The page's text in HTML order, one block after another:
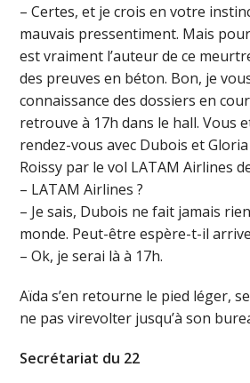
– Certes, et je crois en votre
mauvais pressentiment. Mais pour
est vraiment l’auteur de ce
des preuves en béton. Bon, je
connaissance des dossiers en
retrouve à 17h dans le hall. Vous
rendez-vous avec Dubois et
Roissy par le vol LATAM Airlines
– LATAM Airlines ?
– Je sais, Dubois ne fait jamais
monde. Peut-être espère-t-il
– Ok, je serai là à 17h.
Aïda s’en retourne le pied léger,
ne pas virevolter jusqu’à son
Secrétariat du 22